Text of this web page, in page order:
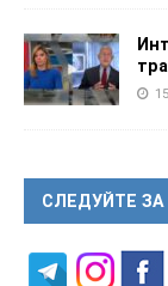
СЛЕДУЙТЕ